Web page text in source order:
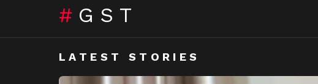
GST
LATEST STORIES